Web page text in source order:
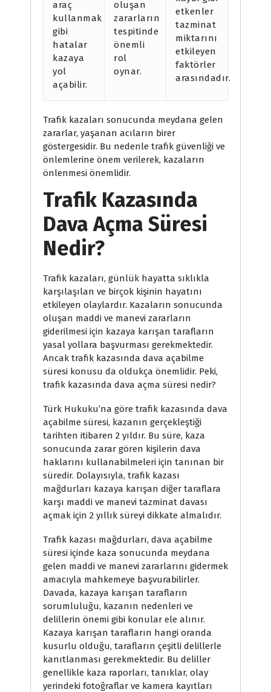
araç
kullanmak
gibi
hatalar
kazaya
yol
açabilir.
oluşan
zararların
tespitinde
önemli
rol
oynar.
etkenler
tazminat
miktarını
etkileyen
faktörler
arasındadır.
Trafik kazaları sonucunda meydana gelen
zararlar, yaşanan acıların birer
göstergesidir. Bu nedenle trafik güvenliği ve
önlemlerine önem verilerek, kazaların
önlenmesi önemlidir.
Trafik Kazasında
Dava Açma Süresi
Nedir?
Trafik kazaları, günlük hayatta sıklıkla
karşılaşılan ve birçok kişinin hayatını
etkileyen olaylardır. Kazaların sonucunda
oluşan maddi ve manevi zararların
giderilmesi için kazaya karışan tarafların
yasal yollara başvurması gerekmektedir.
Ancak trafik kazasında dava açabilme
süresi konusu da oldukça önemlidir. Peki,
trafik kazasında dava açma süresi nedir?
Türk Hukuku’na göre trafik kazasında dava
açabilme süresi, kazanın gerçekleştiği
tarihten itibaren 2 yıldır. Bu süre, kaza
sonucunda zarar gören kişilerin dava
haklarını kullanabilmeleri için tanınan bir
süredir. Dolayısıyla, trafik kazası
mağdurları kazaya karışan diğer taraflara
karşı maddi ve manevi tazminat davası
açmak için 2 yıllık süreyi dikkate almalıdır.
Trafik kazası mağdurları, dava açabilme
süresi içinde kaza sonucunda meydana
gelen maddi ve manevi zararlarını gidermek
amacıyla mahkemeye başvurabilirler.
Davada, kazaya karışan tarafların
sorumluluğu, kazanın nedenleri ve
delillerin önemi gibi konular ele alınır.
Kazaya karışan tarafların hangi oranda
kusurlu olduğu, tarafların çeşitli delillerle
kanıtlanması gerekmektedir. Bu deliller
genellikle kaza raporları, tanıklar, olay
yerindeki fotoğraflar ve kamera kayıtları